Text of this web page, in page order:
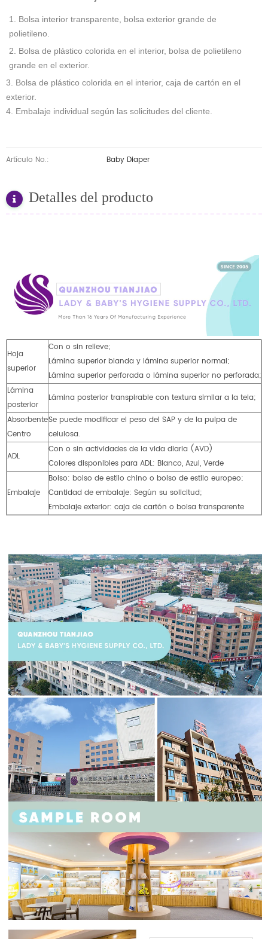
1. Bolsa interior transparente, bolsa exterior grande de
polietileno.
2. Bolsa de plástico colorida en el interior, bolsa de polietileno
grande en el exterior.
3. Bolsa de plástico colorida en el interior, caja de cartón en el
exterior.
4. Embalaje individual según las solicitudes del cliente.
Artículo No.: Baby Diaper
Detalles del producto
Hoja
superior
Con o sin relieve;
Lámina superior blanda y lámina superior normal;
Lámina superior perforada o lámina superior no perforada;
Lámina
posterior
Lámina posterior transpirable con textura similar a la tela;
Absorbente
Centro
Se puede modificar el peso del SAP y de la pulpa de
celulosa.
ADL
Con o sin actividades de la vida diaria (AVD)
Colores disponibles para ADL: Blanco, Azul, Verde
Embalaje
Bolso: bolso de estilo chino o bolso de estilo europeo;
Cantidad de embalaje: Según su solicitud;
Embalaje exterior: caja de cartón o bolsa transparente